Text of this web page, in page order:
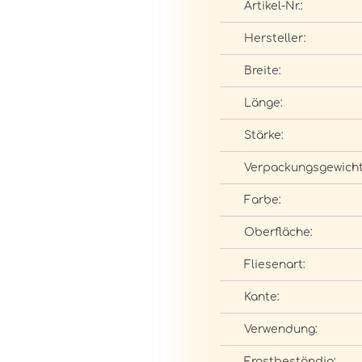
Artikel-Nr.:
Hersteller:
Breite:
Länge:
Stärke:
Farbe:
Oberfläche:
Fliesenart:
Kante:
Verwendung: